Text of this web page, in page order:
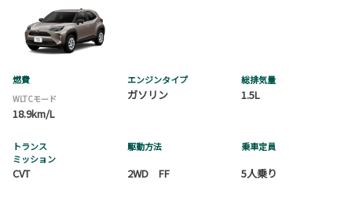
燃費
WLTCモード
18.9km/L
エンジンタイプ
ガソリン
総排気量
1.5L
トランス
ミッション
CVT
駆動方法
2WD FF
乗車定員
5人乗り